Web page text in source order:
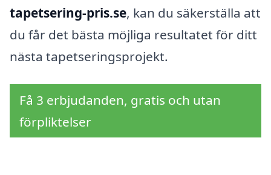
tapetsering-pris.se, kan du säkerställa att
du får det bästa möjliga resultatet för ditt
nästa tapetseringsprojekt.
Få 3 erbjudanden, gratis och utan
förpliktelser